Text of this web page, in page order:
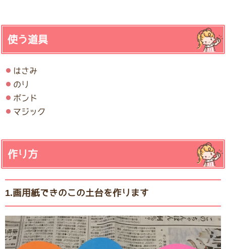
使う道具
はさみ
のり
ボンド
マジック
作り方
1.画用紙できのこの土台を作ります